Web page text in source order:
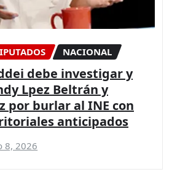
NACIONAL
debe investigar y
Lpez Beltrán y
por burlar al INE con
anticipados
8, 2026